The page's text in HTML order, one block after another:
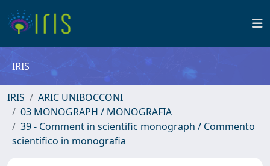
IRIS
IRIS
ARIC UNIBOCCONI
03 MONOGRAPH / MONOGRAFIA
39 - Comment in scientific monograph / Commento
scientifico in monografia